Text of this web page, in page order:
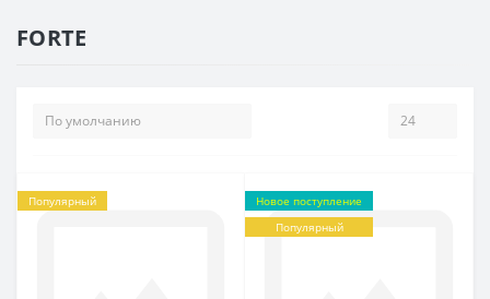
FORTE
Популярный
Новое поступление
Популярный